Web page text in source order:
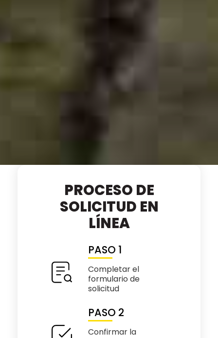
PROCESO DE
SOLICITUD EN
LÍNEA
PASO 1
Completar el
formulario de
solicitud
PASO 2
Confirmar la